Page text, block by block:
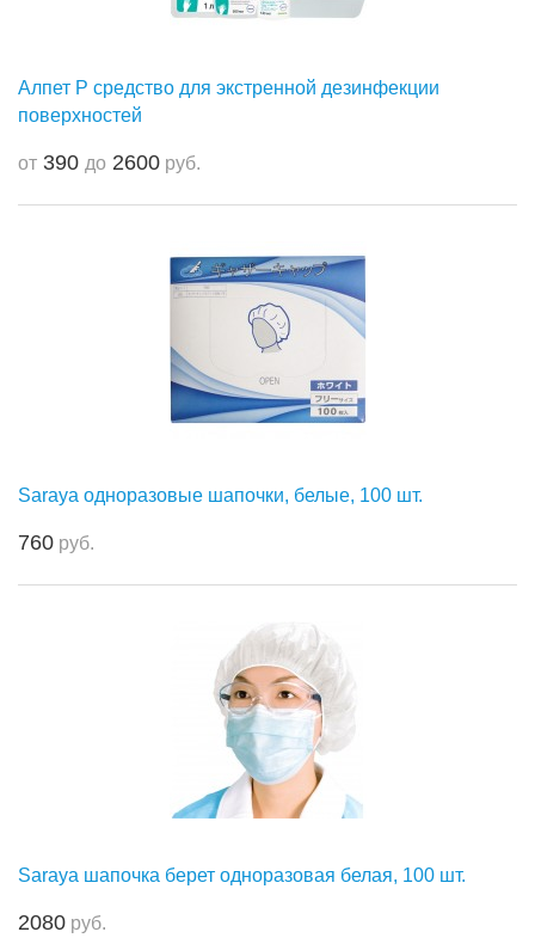
Алпет Р средство для экстренной дезинфекции
поверхностей
от 390 до 2600 руб.
Saraya одноразовые шапочки, белые, 100 шт.
760 руб.
Saraya шапочка берет одноразовая белая, 100 шт.
2080 руб.